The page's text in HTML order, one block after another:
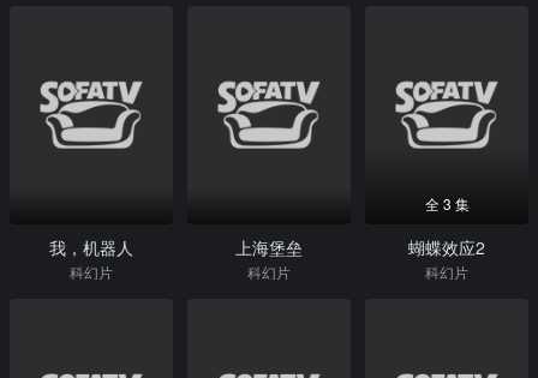
我，机器人
科幻片
上海堡垒
科幻片
全 3 集
蝴蝶效应2
科幻片